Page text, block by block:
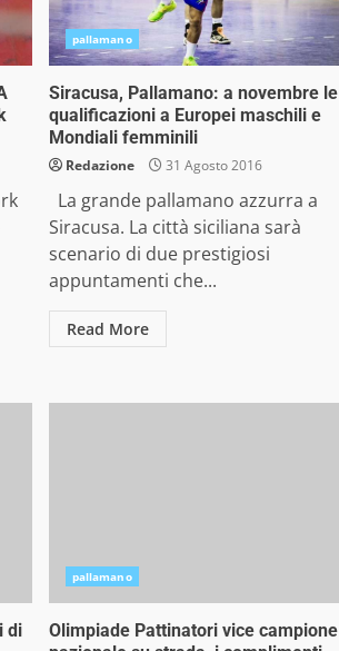
pallamano
Siracusa, Pallamano: a novembre le
qualificazioni a Europei maschili e
Mondiali femminili
Redazione 31 Agosto 2016
La grande pallamano azzurra a
Siracusa. La città siciliana sarà
scenario di due prestigiosi
appuntamenti che...
Read More
di
pallamano
Olimpiade Pattinatori vice campione